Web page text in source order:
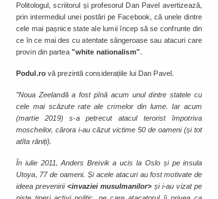
Politologul, scriitorul și profesorul Dan Pavel avertizează,
prin intermediul unei postări pe Facebook, că unele dintre
cele mai pașnice state ale lumii încep să se confrunte din
ce în ce mai des cu atentate sângeroase sau atacuri care
provin din partea ”white nationalism”.
Podul.rovă prezintă considerațiile lui Dan Pavel.
”Noua Zeelandă a fost pînă acum unul dintre statele cu
cele mai scăzute rate ale crimelor din lume. Iar acum
(martie 2019) s-a petrecut atacul terorist împotriva
moscheilor, cărora i-au căzut victime 50 de oameni (și tot
atîta răniți).
În iulie 2011, Anders Breivik a ucis la Oslo și pe insula
Utoya, 77 de oameni. Și acele atacuri au fost motivate de
ideea prevenirii <invaziei musulmanilor> și i-au vizat pe